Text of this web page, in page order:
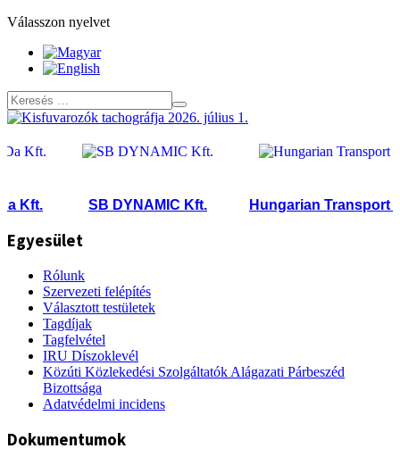
Válasszon nyelvet
SB DYNAMIC Kft. Hungarian Transport &
Egyesület
Rólunk
Szervezeti felépítés
Választott testületek
Tagdíjak
Tagfelvétel
IRU Díszoklevél
Közúti Közlekedési Szolgáltatók Alágazati Párbeszéd
Bizottsága
Adatvédelmi incidens
Dokumentumok